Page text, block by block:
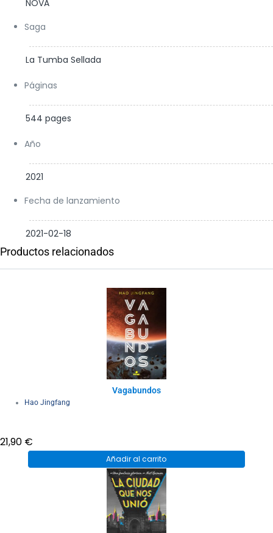
NOVA
Saga
La Tumba Sellada
Páginas
544 pages
Año
2021
Fecha de lanzamiento
2021-02-18
Productos relacionados
Vagabundos
Hao Jingfang
21,90 €
Añadir al carrito